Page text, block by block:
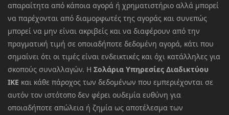
απαραίτητα από κάποια αγορά ή χρηματιστήριο αλλά μπορεί
να παρέχονται από διαμορφωτές της αγοράς και συνεπώς
μπορεί να μην είναι ακριβείς και να διαφέρουν από την
πραγματική τιμή σε οποιαδήποτε δεδομένη αγορά, κάτι που
σημαίνει ότι οι τιμές είναι ενδεικτικές και όχι κατάλληλες για
σκοπούς συναλλαγών. Η Σολάρια Υπηρεσίες Διαδικτύου
ΙΚΕ και κάθε πάροχος των δεδομένων που εμπεριέχονται σε
αυτόν τον ιστότοπο δεν φέρει ουδεμία ευθύνη για
οποιαδήποτε απώλεια ή ζημία ως αποτέλεσμα των